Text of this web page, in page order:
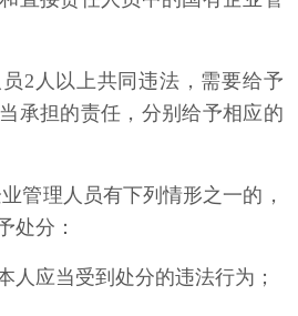
人以上共同违法，需要给予
承担的责任，分别给予相应的
理人员有下列情形之一的，
处分：
应当受到处分的违法行为；